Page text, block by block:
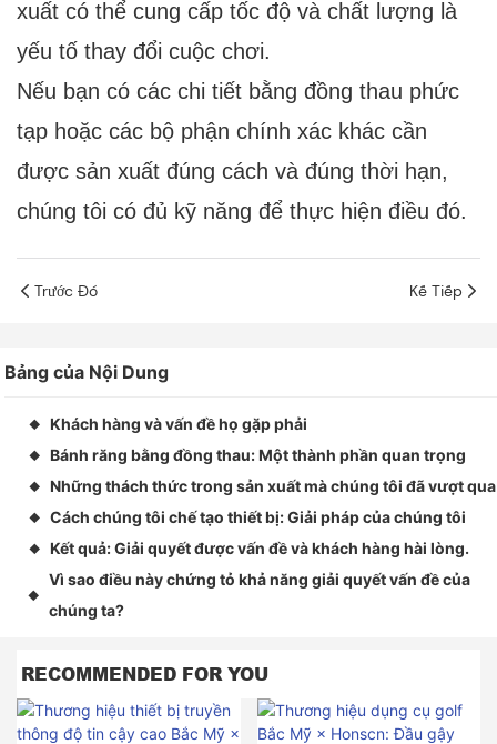
xuất có thể cung cấp tốc độ và chất lượng là
yếu tố thay đổi cuộc chơi.
Nếu bạn có các chi tiết bằng đồng thau phức
tạp hoặc các bộ phận chính xác khác cần
được sản xuất đúng cách và đúng thời hạn,
chúng tôi có đủ kỹ năng để thực hiện điều đó.
Trước Đó Kế Tiếp
Bảng của Nội Dung
◆ Khách hàng và vấn đề họ gặp phải
◆ Bánh răng bằng đồng thau: Một thành phần quan trọng
◆ Những thách thức trong sản xuất mà chúng tôi đã vượt qua
◆ Cách chúng tôi chế tạo thiết bị: Giải pháp của chúng tôi
◆ Kết quả: Giải quyết được vấn đề và khách hàng hài lòng.
◆
Vì sao điều này chứng tỏ khả năng giải quyết vấn đề của
chúng ta?
RECOMMENDED FOR YOU